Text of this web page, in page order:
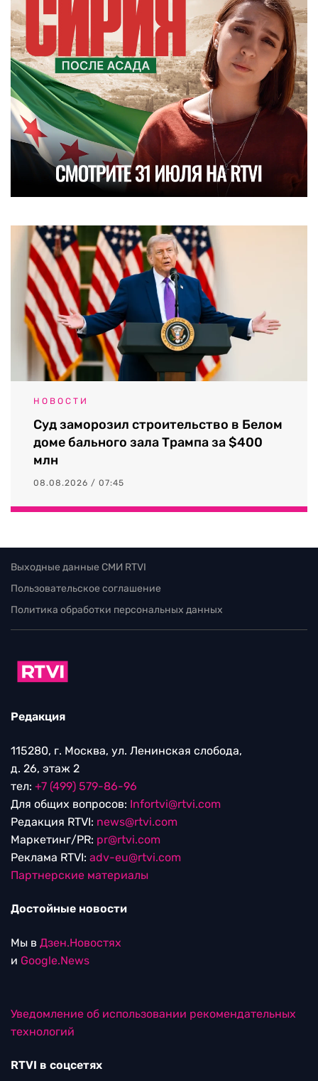
НОВОСТИ
Суд заморозил строительство в Белом
доме бального зала Трампа за $400
млн
08.08.2026 / 07:45
Выходные данные СМИ RTVI
Пользовательское соглашение
Политика обработки персональных данных
Редакция
115280, г. Москва, ул. Ленинская слобода,
д. 26, этаж 2
тел: +7 (499) 579-86-96
Для общих вопросов: Infortvi@rtvi.com
Редакция RTVI: news@rtvi.com
Маркетинг/PR: pr@rtvi.com
Реклама RTVI: adv-eu@rtvi.com
Партнерские материалы
Достойные новости
Мы в Дзен.Новостях
и Google.News
Уведомление об использовании рекомендательных
технологий
RTVI в соцсетях